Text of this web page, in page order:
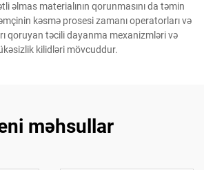
əlmas materialının qorunmasını da təmin
kəsmə prosesi zamanı operatorları və
qoruyan təcili dayanma mexanizmləri və
kilidləri mövcuddur.
məhsullar